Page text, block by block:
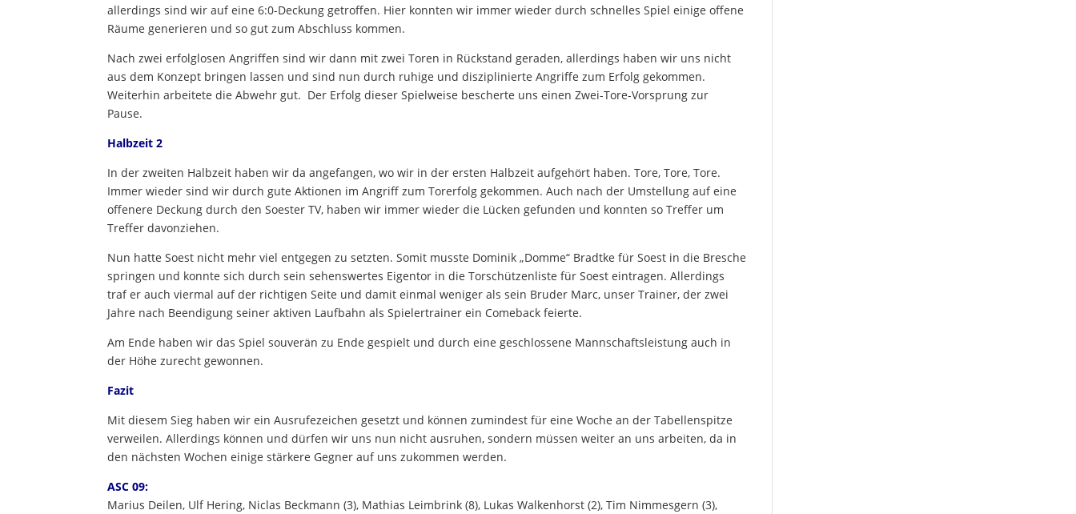
allerdings sind wir auf eine 6:0-Deckung getroffen. Hier konnten wir immer wieder durch schnelles Spiel einige offene
Räume generieren und so gut zum Abschluss kommen.
Nach zwei erfolglosen Angriffen sind wir dann mit zwei Toren in Rückstand geraden, allerdings haben wir uns nicht
aus dem Konzept bringen lassen und sind nun durch ruhige und disziplinierte Angriffe zum Erfolg gekommen.
Weiterhin arbeitete die Abwehr gut. Der Erfolg dieser Spielweise bescherte uns einen Zwei-Tore-Vorsprung zur
Pause.
Halbzeit 2
In der zweiten Halbzeit haben wir da angefangen, wo wir in der ersten Halbzeit aufgehört haben. Tore, Tore, Tore.
Immer wieder sind wir durch gute Aktionen im Angriff zum Torerfolg gekommen. Auch nach der Umstellung auf eine
offenere Deckung durch den Soester TV, haben wir immer wieder die Lücken gefunden und konnten so Treffer um
Treffer davonziehen.
Nun hatte Soest nicht mehr viel entgegen zu setzten. Somit musste Dominik „Domme“ Bradtke für Soest in die Bresche
springen und konnte sich durch sein sehenswertes Eigentor in die Torschützenliste für Soest eintragen. Allerdings
traf er auch viermal auf der richtigen Seite und damit einmal weniger als sein Bruder Marc, unser Trainer, der zwei
Jahre nach Beendigung seiner aktiven Laufbahn als Spielertrainer ein Comeback feierte.
Am Ende haben wir das Spiel souverän zu Ende gespielt und durch eine geschlossene Mannschaftsleistung auch in
der Höhe zurecht gewonnen.
Fazit
Mit diesem Sieg haben wir ein Ausrufezeichen gesetzt und können zumindest für eine Woche an der Tabellenspitze
verweilen. Allerdings können und dürfen wir uns nun nicht ausruhen, sondern müssen weiter an uns arbeiten, da in
den nächsten Wochen einige stärkere Gegner auf uns zukommen werden.
ASC 09:
Marius Deilen, Ulf Hering, Niclas Beckmann (3), Mathias Leimbrink (8), Lukas Walkenhorst (2), Tim Nimmesgern (3),